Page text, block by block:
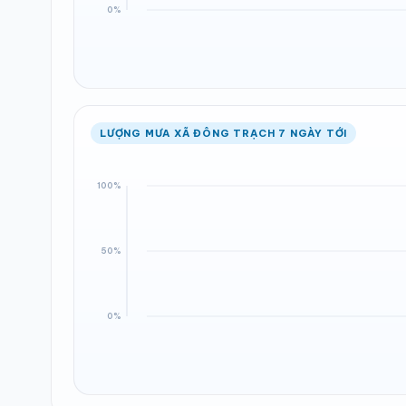
LƯỢNG MƯA XÃ ĐÔNG TRẠCH 7 NGÀY TỚI